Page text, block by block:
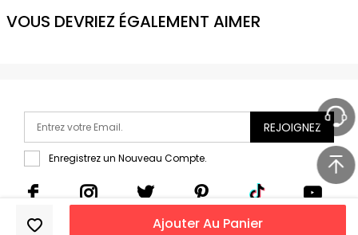
Ajouter Au Panier
VOUS DEVRIEZ ÉGALEMENT AIMER
REJOIGNEZ
Enregistrez un Nouveau Compte.